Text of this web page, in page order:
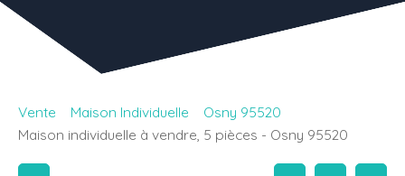
Vente Maison Individuelle
Osny 95520
Maison individuelle à vendre, 5 pièces - Osny 95520